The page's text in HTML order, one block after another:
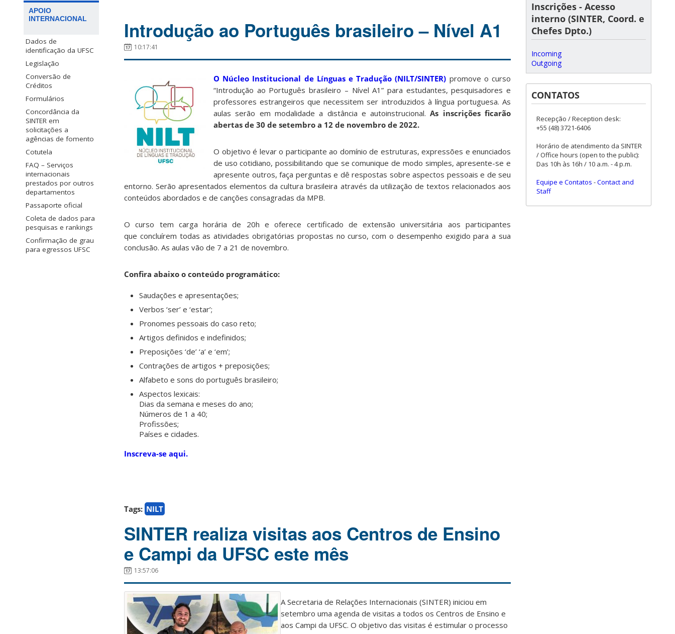
APOIO
INTERNACIONAL
Dados de
identificação da UFSC
Legislação
Conversão de
Créditos
Formulários
Concordância da
SINTER em
solicitações a
agências de fomento
Cotutela
FAQ – Serviços
internacionais
prestados por outros
departamentos
Passaporte oficial
Coleta de dados para
pesquisas e rankings
Confirmação de grau
para egressos UFSC
Introdução ao Português brasileiro – Nível A1
10:17:41
O Núcleo Institucional de Línguas e Tradução (NILT/SINTER) promove o curso
“Introdução ao Português brasileiro – Nível A1” para estudantes, pesquisadores e
professores estrangeiros que necessitem ser introduzidos à língua portuguesa. As
aulas serão em modalidade a distância e autoinstrucional.As inscrições ficarão
abertas de 30 de setembro a 12 de novembro de 2022.
O objetivo é levar o participante ao domínio de estruturas, expressões e enunciados
de uso cotidiano, possibilitando que se comunique de modo simples, apresente-se e
apresente outros, faça perguntas e dê respostas sobre aspectos pessoais e de seu
entorno. Serão apresentados elementos da cultura brasileira através da utilização de textos relacionados aos
conteúdos abordados e de canções consagradas da MPB.
O curso tem carga horária de 20h e oferece certificado de extensão universitária aos participantes
que concluírem todas as atividades obrigatórias propostas no curso, com o desempenho exigido para a sua
conclusão. As aulas vão de 7 a 21 de novembro.
Confira abaixo o conteúdo programático:
Saudações e apresentações;
Verbos ‘ser’ e ‘estar’;
Pronomes pessoais do caso reto;
Artigos definidos e indefinidos;
Preposições ‘de’ ‘a’ e ‘em’;
Contrações de artigos + preposições;
Alfabeto e sons do português brasileiro;
Aspectos lexicais:
Dias da semana e meses do ano;
Números de 1 a 40;
Profissões;
Países e cidades.
Inscreva-se aqui.
Tags: NILT
SINTER realiza visitas aos Centros de Ensino
e Campi da UFSC este mês
13:57:06
A Secretaria de Relações Internacionais (SINTER) iniciou em
setembro uma agenda de visitas a todos os Centros de Ensino e
aos Campi da UFSC. O objetivo das visitas é estimular o processo
Inscrições - Acesso
interno (SINTER, Coord. e
Chefes Dpto.)
Incoming
Outgoing
CONTATOS
Recepção / Reception desk:
+55 (48) 3721-6406
Horário de atendimento da SINTER
/ Office hours (open to the public):
Das 10h às 16h / 10 a.m. - 4 p.m.
Equipe e Contatos -Contact and
Staff